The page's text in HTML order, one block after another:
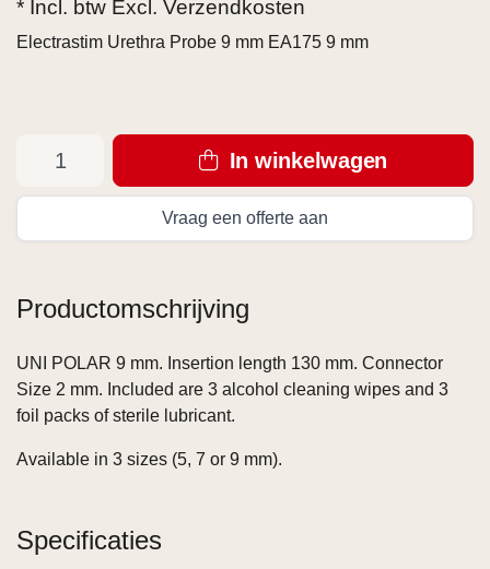
* Incl. btw Excl. Verzendkosten
Electrastim Urethra Probe 9 mm EA175 9 mm
In winkelwagen
Vraag een offerte aan
Productomschrijving
UNI POLAR 9 mm. Insertion length 130 mm. Connector
Size 2 mm. Included are 3 alcohol cleaning wipes and 3
foil packs of sterile lubricant.
Available in 3 sizes (5, 7 or 9 mm).
Specificaties